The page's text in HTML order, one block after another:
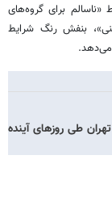
برای گروه‌های
بنفش‌ رنگ شرایط
می‌دهد.
طی روزهای آینده